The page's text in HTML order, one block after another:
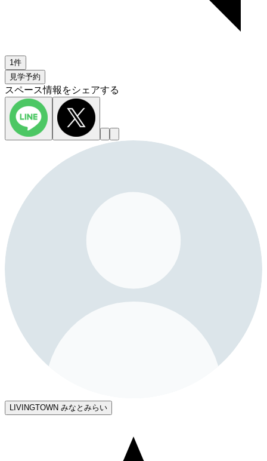
1件
見学予約
スペース情報をシェアする
LIVINGTOWN みなとみらい